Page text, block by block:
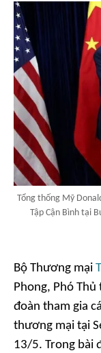
Tổng thống Mỹ
Tập Cận Bình tại
Bộ Thương mại
Phong, Phó
đoàn tham gia
thương mại tại
13/5. Trong bài